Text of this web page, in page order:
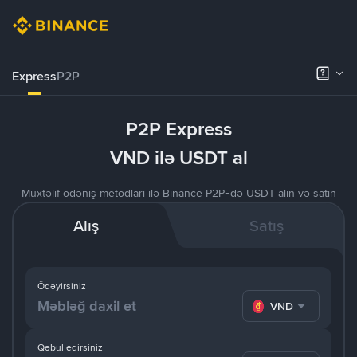
ExpressP2P
P2P Express
VND ilə USDT al
Müxtəlif ödəniş metodları ilə Binance P2P-də USDT alın və satın
Alış Satış
Ödəyirsiniz
VND
Qəbul edirsiniz